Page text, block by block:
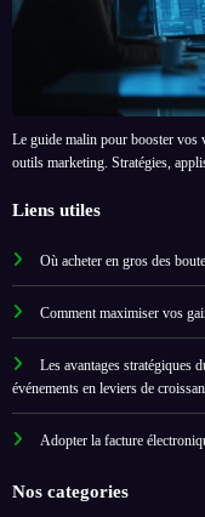
Le guide malin pour booster vos
outils marketing. Stratégies,
Liens utiles
Où acheter en gros des
Comment maximiser vos
Les avantages stratégiques
événements en leviers de
Adopter la facture
Nos categories